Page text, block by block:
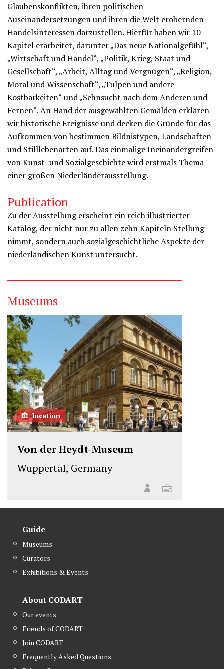
Glaubenskonflikten, ihren politischen
Auseinandersetzungen und ihren die Welt erobernden
Handelsinteressen darzustellen. Hierfür haben wir 10
Kapitel erarbeitet, darunter „Das neue Nationalgefühl“,
„Wirtschaft und Handel“, „Politik, Krieg, Staat und
Gesellschaft“, „Arbeit, Alltag und Vergnügen“, „Religion,
Moral und Wissenschaft“, „Tulpen und andere
Kostbarkeiten“ und „Sehnsucht nach dem Anderen und
Fernen“. An Hand der ausgewählten Gemälden erklären
wir historische Ereignisse und decken die Gründe für das
Aufkommen von bestimmen Bildnistypen, Landschaften
und Stilllebenarten auf. Das einmalige Ineinandergreifen
von Kunst- und Sozialgeschichte wird erstmals Thema
einer großen Niederländerausstellung.
Publication
Zu der Ausstellung erscheint ein reich illustrierter
Katalog, der nicht nur zu allen zehn Kapiteln Stellung
nimmt, sondern auch sozialgeschichtliche Aspekte der
niederländischen Kunst untersucht.
Museums
location
Von der Heydt-Museum
Wuppertal, Germany
Guide
Museums
Curators
Exhibitions & Events
About CODART
Our events
Friends of CODART
Join CODART
Frequently Asked Questions